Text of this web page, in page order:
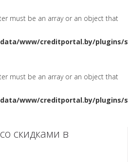
must be an array or an object that
www/creditportal.by/plugins/
must be an array or an object that
www/creditportal.by/plugins/
скидками в